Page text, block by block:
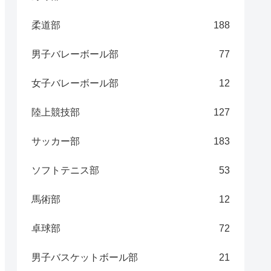
柔道部 188
男子バレーボール部 77
女子バレーボール部 12
陸上競技部 127
サッカー部 183
ソフトテニス部 53
馬術部 12
卓球部 72
男子バスケットボール部 21